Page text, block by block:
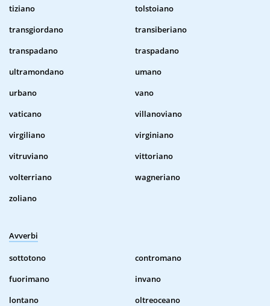
tiziano
tolstoiano
transgiordano
transiberiano
transpadano
traspadano
ultramondano
umano
urbano
vano
vaticano
villanoviano
virgiliano
virginiano
vitruviano
vittoriano
volterriano
wagneriano
zoliano
Avverbi
sottotono
contromano
fuorimano
invano
lontano
oltreoceano